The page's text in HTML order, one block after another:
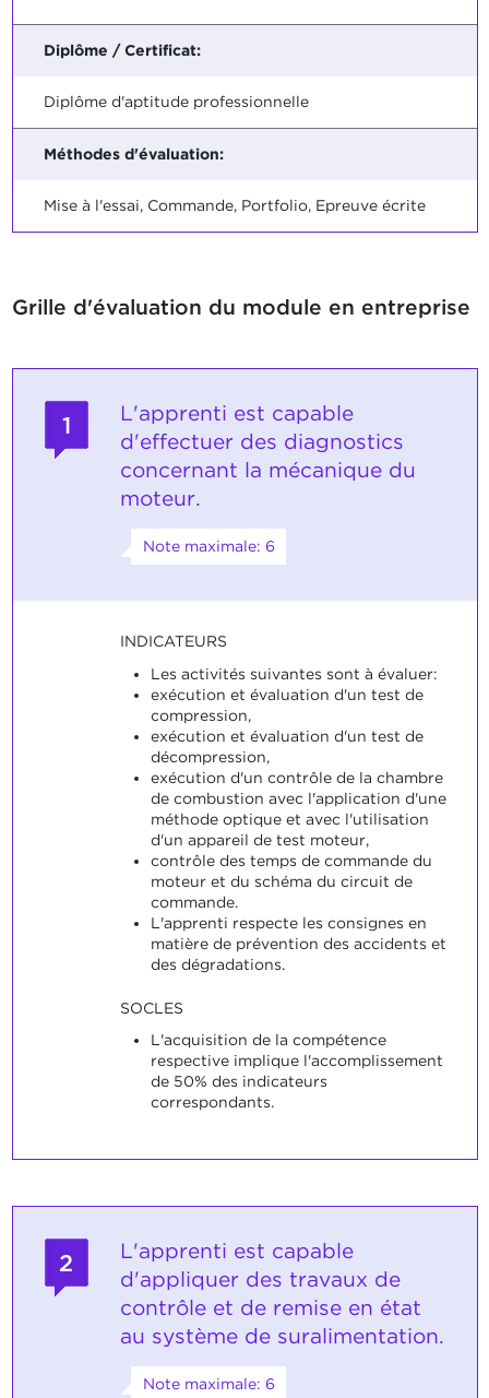
Diplôme / Certificat:
Diplôme d'aptitude professionnelle
Méthodes d'évaluation:
Mise à l'essai, Commande, Portfolio, Epreuve écrite
Grille d'évaluation du module en entreprise
1
L'apprenti est capable
d'effectuer des diagnostics
concernant la mécanique du
moteur.
Note maximale: 6
INDICATEURS
Les activités suivantes sont à évaluer:
exécution et évaluation d'un test de
compression,
exécution et évaluation d'un test de
décompression,
exécution d'un contrôle de la chambre
de combustion avec l'application d'une
méthode optique et avec l'utilisation
d'un appareil de test moteur,
contrôle des temps de commande du
moteur et du schéma du circuit de
commande.
L'apprenti respecte les consignes en
matière de prévention des accidents et
des dégradations.
SOCLES
L'acquisition de la compétence
respective implique l'accomplissement
de 50% des indicateurs
correspondants.
2
L'apprenti est capable
d'appliquer des travaux de
contrôle et de remise en état
au système de suralimentation.
Note maximale: 6